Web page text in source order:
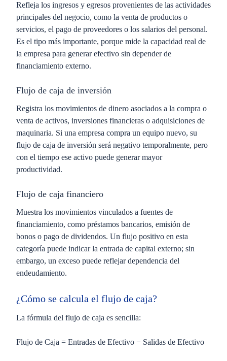
Refleja los ingresos y egresos provenientes de las actividades
principales del negocio, como la venta de productos o
servicios, el pago de proveedores o los salarios del personal.
Es el tipo más importante, porque mide la capacidad real de
la empresa para generar efectivo sin depender de
financiamiento externo.
Flujo de caja de inversión
Registra los movimientos de dinero asociados a la compra o
venta de activos, inversiones financieras o adquisiciones de
maquinaria. Si una empresa compra un equipo nuevo, su
flujo de caja de inversión será negativo temporalmente, pero
con el tiempo ese activo puede generar mayor
productividad.
Flujo de caja financiero
Muestra los movimientos vinculados a fuentes de
financiamiento, como préstamos bancarios, emisión de
bonos o pago de dividendos. Un flujo positivo en esta
categoría puede indicar la entrada de capital externo; sin
embargo, un exceso puede reflejar dependencia del
endeudamiento.
¿Cómo se calcula el flujo de caja?
La fórmula del flujo de caja es sencilla:
Flujo de Caja = Entradas de Efectivo − Salidas de Efectivo